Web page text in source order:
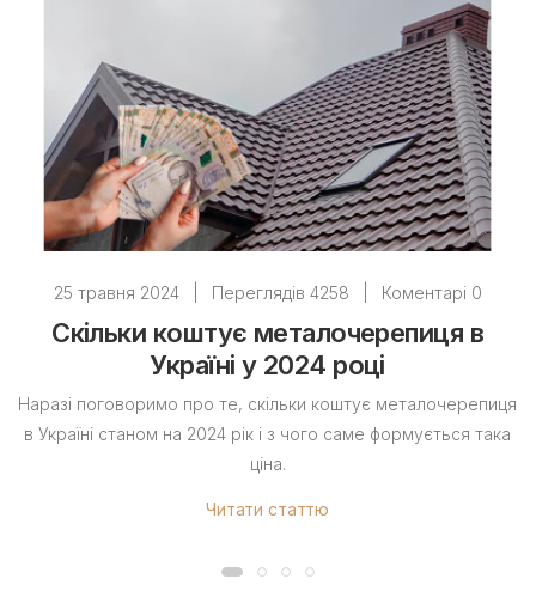
25 травня 2024 Переглядів 4258 Коментарі 0
Скільки коштує металочерепиця в
Україні у 2024 році
Наразі поговоримо про те, скільки коштує металочерепиця
в Україні станом на 2024 рік і з чого саме формується така
ціна.
Читати статтю